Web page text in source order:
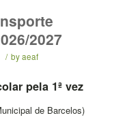
2027
/ byaeaf
pela 1ª vez
de Barcelos)